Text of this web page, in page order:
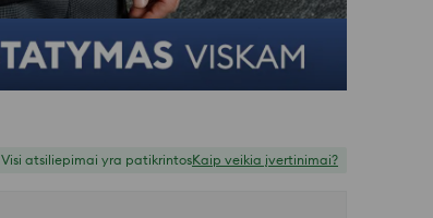
Visi atsiliepimai yra patikrintosKaip veikia įvertinimai?